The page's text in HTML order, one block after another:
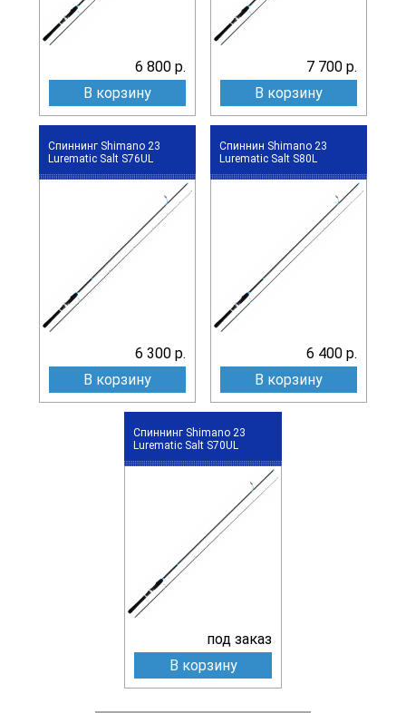
6 800 р.
В корзину
7 700 р.
В корзину
Спиннинг Shimano 23
Lurematic Salt S76UL
6 300 р.
В корзину
Спиннин Shimano 23
Lurematic Salt S80L
6 400 р.
В корзину
Спиннинг Shimano 23
Lurematic Salt S70UL
под заказ
В корзину